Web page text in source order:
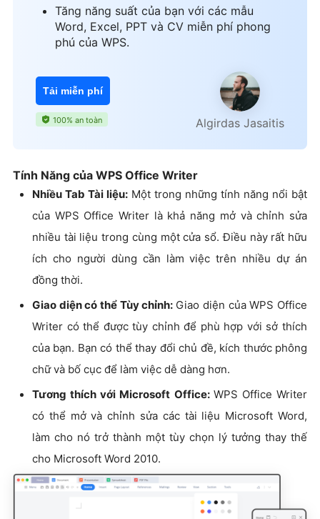
Tăng năng suất của bạn với các mẫu
Word, Excel, PPT và CV miễn phí phong
phú của WPS.
Tải miễn phí
100% an toàn Algirdas Jasaitis
Tính Năng của WPS Office Writer
Nhiều Tab Tài liệu: Một trong những tính năng nổi bật
của WPS Office Writer là khả năng mở và chỉnh sửa
nhiều tài liệu trong cùng một cửa sổ. Điều này rất hữu
ích cho người dùng cần làm việc trên nhiều dự án
đồng thời.
Giao diện có thể Tùy chỉnh: Giao diện của WPS Office
Writer có thể được tùy chỉnh để phù hợp với sở thích
của bạn. Bạn có thể thay đổi chủ đề, kích thước phông
chữ và bố cục để làm việc dễ dàng hơn.
Tương thích với Microsoft Office: WPS Office Writer
có thể mở và chỉnh sửa các tài liệu Microsoft Word,
làm cho nó trở thành một tùy chọn lý tưởng thay thế
cho Microsoft Word 2010.